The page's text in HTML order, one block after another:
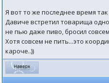
Я вот то же последнее время
Давиче встретил товарища
не пью даже пиво, бросил
Хотя совсем не пить...это
кароче..))